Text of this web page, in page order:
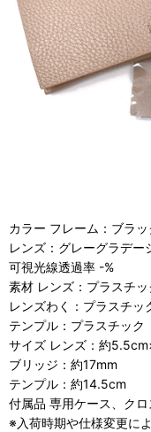
カラー フレーム：ブラッ
レンズ：グレーグラデー
可視光線透過率 -%
素材 レンズ：プラスチッ
レンズわく：プラスチッ
テンプル：プラスチック
サイズ レンズ：約
ブリッジ：約17mm
テンプル：約14.5cm
付属品 専用ケース、クロ
※入荷時期や仕様変更に